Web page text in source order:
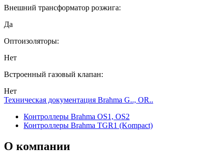
Внешний трансформатор розжига:
Да
Оптоизоляторы:
Нет
Встроенный газовый клапан:
Нет
Техническая документация Brahma G.., OR..
Контроллеры Brahma OS1, OS2
Контроллеры Brahma TGR1 (Kompact)
О компании